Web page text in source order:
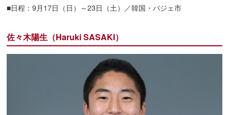
■日程：9月17日（日）～23日（土）／韓国・パジェ市
佐々木陽生（Haruki SASAKI）